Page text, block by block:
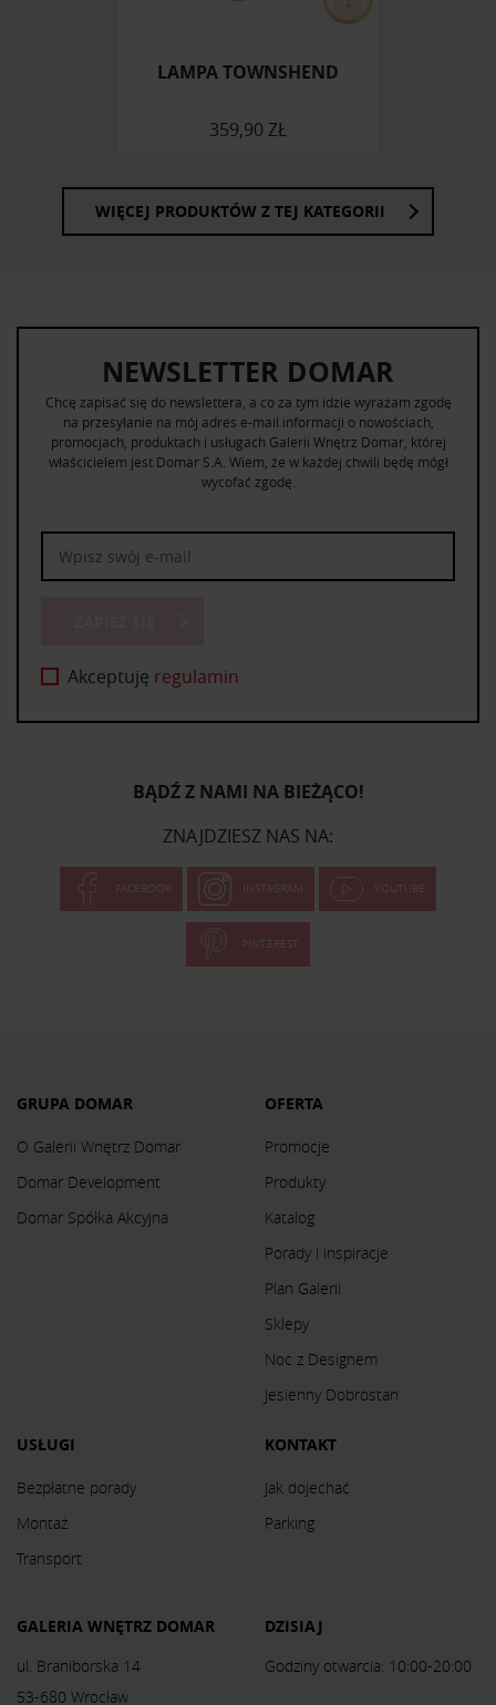
LAMPA TOWNSHEND
359,90 ZŁ
WIĘCEJ PRODUKTÓW Z TEJ KATEGORII
NEWSLETTER DOMAR
Chcę zapisać się do newslettera, a co za tym idzie wyrażam zgodę
na przesyłanie na mój adres e-mail informacji o nowościach,
promocjach, produktach i usługach Galerii Wnętrz Domar, której
właścicielem jest Domar S.A. Wiem, że w każdej chwili będę mógł
wycofać zgodę.
Akceptuję regulamin
BĄDŹ Z NAMI NA BIEŻĄCO!
ZNAJDZIESZ NAS NA:
FACEBOOK INSTAGRAM YOUTUBE
PINTEREST
GRUPA DOMAR
O Galerii Wnętrz Domar
Domar Development
Domar Spółka Akcyjna
OFERTA
Promocje
Produkty
Katalog
Porady i inspiracje
Plan Galerii
Sklepy
Noc z Designem
Jesienny Dobrostan
USŁUGI
Bezpłatne porady
Montaż
Transport
KONTAKT
Jak dojechać
Parking
GALERIA WNĘTRZ DOMAR
ul. Braniborska 14
53-680 Wrocław
DZISIAJ
Godziny otwarcia: 10:00-20:00